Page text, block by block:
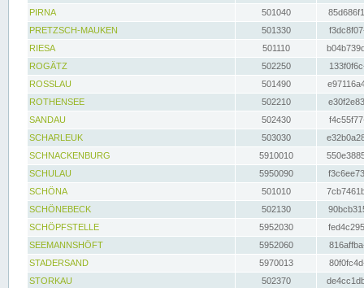
PIRNA
501040
PRETZSCH-MAUKEN
501330
RIESA
501110
ROGÄTZ
502250
ROSSLAU
501490
ROTHENSEE
502210
SANDAU
502430
SCHARLEUK
503030
SCHNACKENBURG
5910010
SCHULAU
5950090
SCHÖNA
501010
SCHÖNEBECK
502130
SCHÖPFSTELLE
5952030
SEEMANNSHÖFT
5952060
STADERSAND
5970013
STORKAU
502370